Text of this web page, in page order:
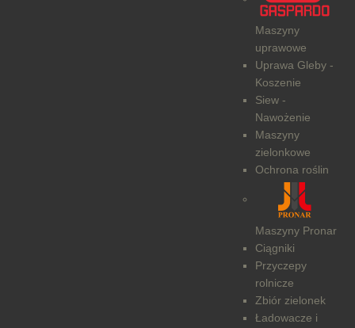
Maszyny
uprawowe
Uprawa Gleby -
Koszenie
Siew -
Nawożenie
Maszyny
zielonkowe
Ochrona roślin
Maszyny Pronar
Ciągniki
Przyczepy
rolnicze
Zbiór zielonek
Ładowacze i